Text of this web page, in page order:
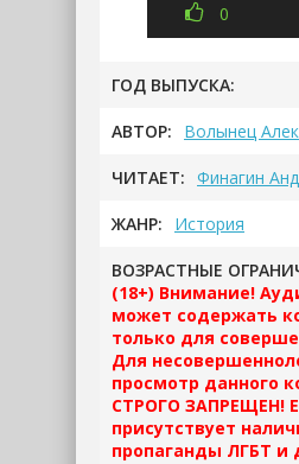
0
ГОД ВЫПУСКА:
АВТОР: Волынец
ЧИТАЕТ: Финагин
ЖАНР: История
ВОЗРАСТНЫЕ
(18+) Внимание!
может содержать
только для
Для
просмотр данного
СТРОГО ЗАПРЕЩЕН!
присутствует
пропаганды ЛГБТ и